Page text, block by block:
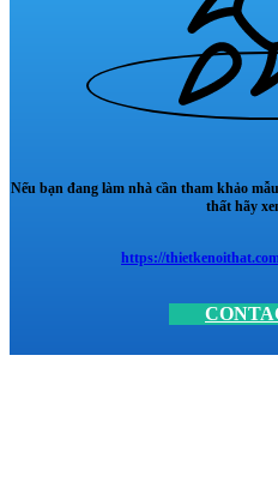
Nếu bạn đang làm nhà cần tham khảo
thất hãy
https://